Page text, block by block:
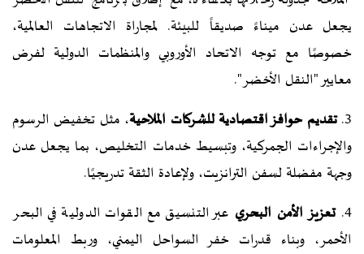
يجعل عدن ميناءً صديقاً للبيئة. لمجاراة الاتجاهات العالمية،
خصوصًا مع توجه الاتحاد الأوروبي والمنظمات الدولية لفرض
معايير "النقل الأخضر".
3. تقديم حوافز اقتصادية للشركات الملاحية، مثل تخفيض الرسوم
والإجراءات الجمركية، وتبسيط خدمات التخليص، بما يجعل عدن
وجهة مفضلة لسفن الترانزيت، ولإعادة الثقة تدريجيًا.
4. تعزيز الأمن البحري عبر التنسيق مع القوات الدولية في البحر
الأحمر، وبناء قدرات خفر السواحل اليمني، وربط المعلومات